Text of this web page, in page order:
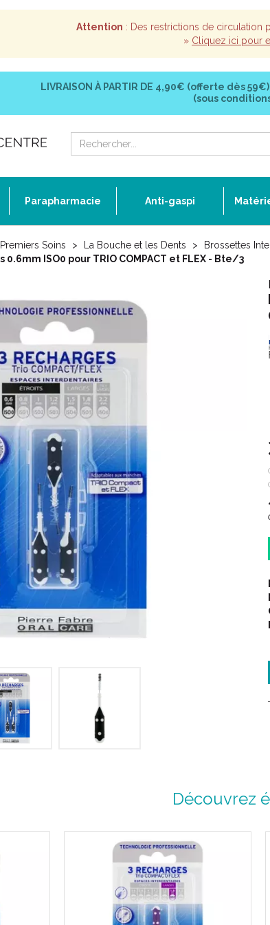
Attention : Des restrictions de circulation
» Cliquez ici pour
LIVRAISON À PARTIR DE 4,90€ (offerte dès 59€)
(sous
Parapharmacie Anti-gaspi
Premiers Soins La Bouche et les Dents
Brossettes
0.6mm ISO0 pour TRIO COMPACT et FLEX - Bte/3
Découvrez